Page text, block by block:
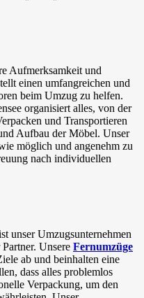
Aufmerksamkeit und
einen umfangreichen und
beim Umzug zu helfen.
organisiert alles, von der
und Transportieren
Aufbau der Möbel. Unser
möglich und angenehm zu
nach individuellen
unser Umzugsunternehmen
Unsere Fernumzüge
ab und beinhalten eine
dass alles problemlos
Verpackung, um den